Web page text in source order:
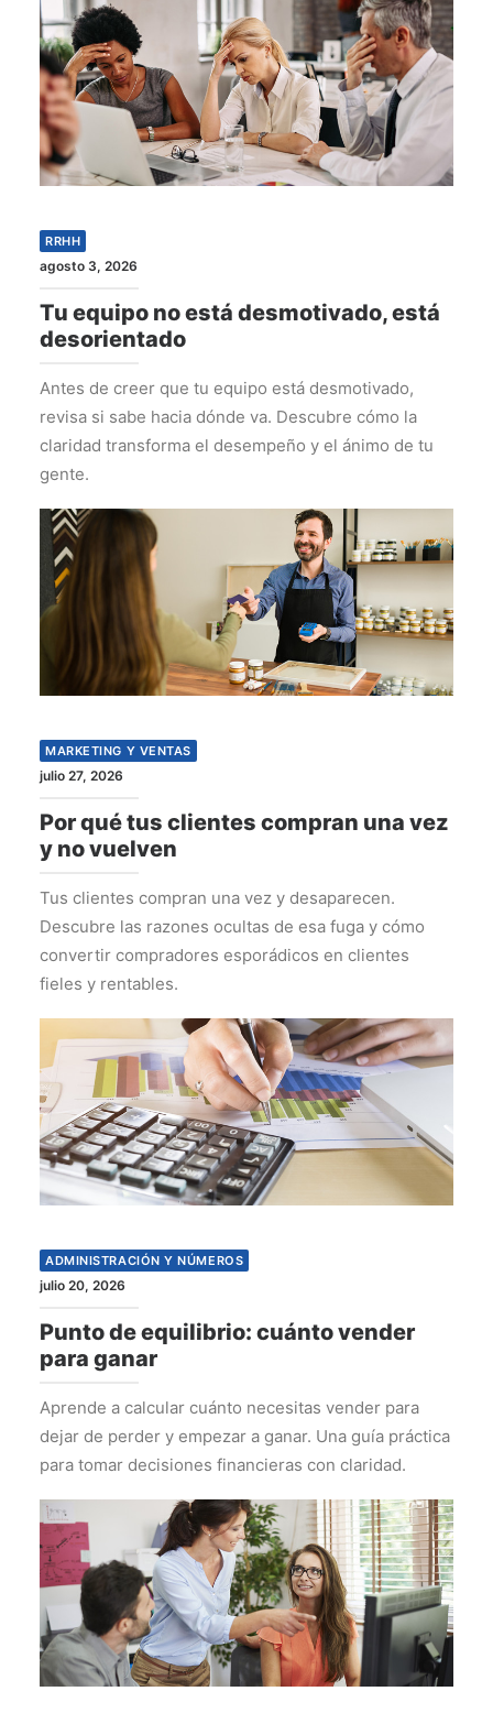
RRHH
agosto 3, 2026
Tu equipo no está desmotivado, está
desorientado
Antes de creer que tu equipo está desmotivado,
revisa si sabe hacia dónde va. Descubre cómo la
claridad transforma el desempeño y el ánimo de tu
gente.
MARKETING Y VENTAS
julio 27, 2026
Por qué tus clientes compran una vez
y no vuelven
Tus clientes compran una vez y desaparecen.
Descubre las razones ocultas de esa fuga y cómo
convertir compradores esporádicos en clientes
fieles y rentables.
ADMINISTRACIÓN Y NÚMEROS
julio 20, 2026
Punto de equilibrio: cuánto vender
para ganar
Aprende a calcular cuánto necesitas vender para
dejar de perder y empezar a ganar. Una guía práctica
para tomar decisiones financieras con claridad.